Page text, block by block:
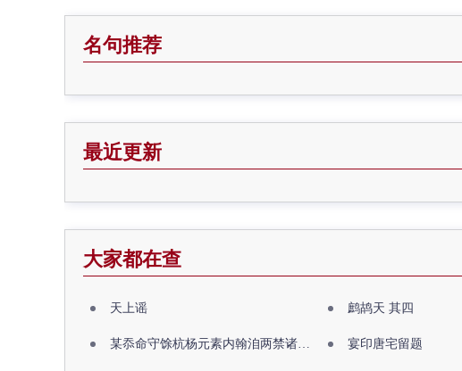
名句推荐
最近更新
大家都在查
天上谣 鹧鸪天 其四
某忝命守馀杭杨元素内翰洎两禁诸公出祖佛寺 宴印唐宅留题